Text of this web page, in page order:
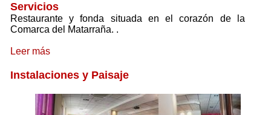
Servicios
Restaurante y fonda situada en el corazón de la
Comarca del Matarraña. .
Leer más
Instalaciones y Paisaje